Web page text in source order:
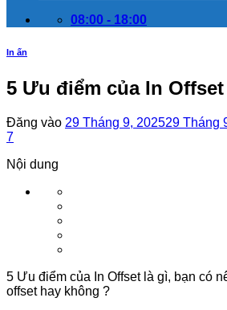
08:00 - 18:00
In ấn
5 Ưu điểm của In Offset
Đăng vào 29 Tháng 9, 202529 Tháng
7
Nội dung
5 Ưu điểm của In Offset là gì, bạn có
offset hay không ?